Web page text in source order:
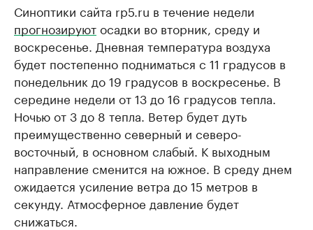
Синоптики сайта rp5.ru в течение недели
прогнозируютосадки во вторник, среду и
воскресенье. Дневная температура воздуха
будет постепенно подниматься с 11 градусов в
понедельник до 19 градусов в воскресенье. В
середине недели от 13 до 16 градусов тепла.
Ночью от 3 до 8 тепла. Ветер будет дуть
преимущественно северный и северо-
восточный, в основном слабый. К выходным
направление сменится на южное. В среду днем
ожидается усиление ветра до 15 метров в
секунду. Атмосферное давление будет
снижаться.